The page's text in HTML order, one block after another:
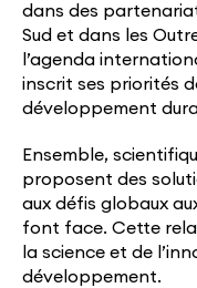
dans des
Sud et dans les
l’agenda
inscrit ses priorités
développement
Ensemble,
proposent des
aux défis globaux
font face. Cette
la science et de
développement.